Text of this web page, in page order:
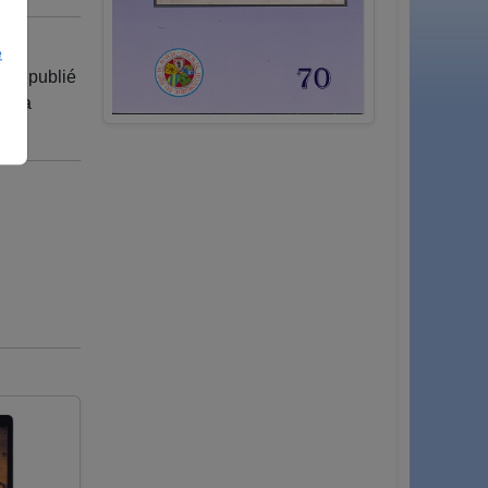
publié
la